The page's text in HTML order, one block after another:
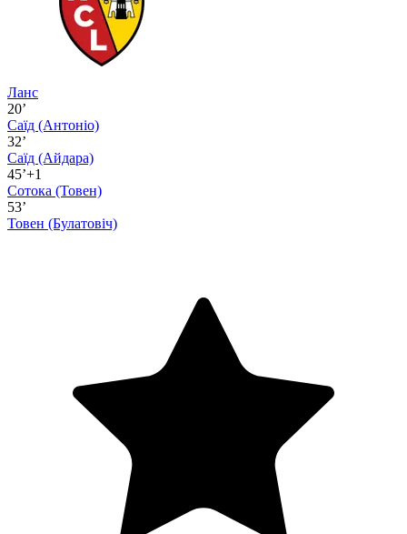
Ланс
20’
Саїд (Антоніо)
32’
Саїд (Айдара)
45’+1
Сотока (Товен)
53’
Товен (Булатовіч)